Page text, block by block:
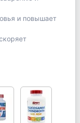
и повышает